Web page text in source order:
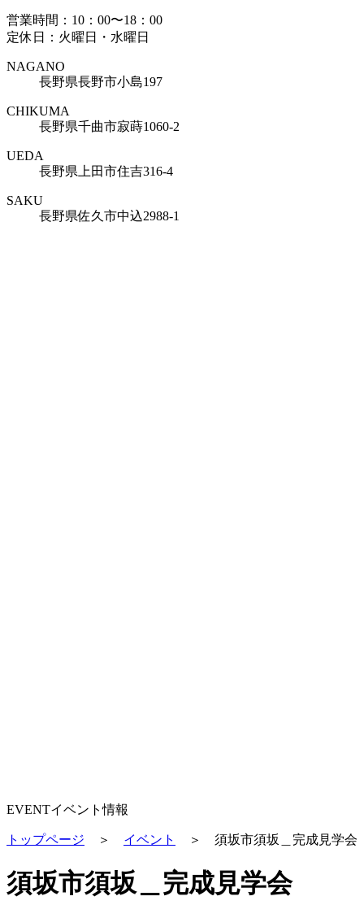
営業時間：10：00〜18：00
定休日：火曜日・水曜日
NAGANO
長野県長野市小島197
CHIKUMA
長野県千曲市寂蒔1060-2
UEDA
長野県上田市住吉316-4
SAKU
長野県佐久市中込2988-1
EVENTイベント情報
トップページ ＞ イベント ＞ 須坂市須坂＿完成見学会
須坂市須坂＿完成見学会